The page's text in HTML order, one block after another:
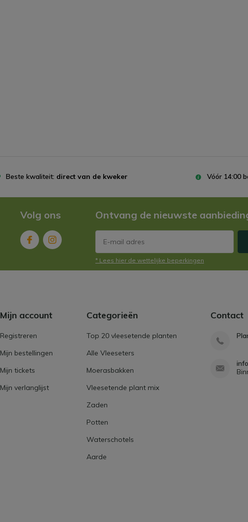
Beste kwaliteit: direct van de kweker Vóór 14:00
Volg ons Ontvang de nieuwste
* Lees hier de wettelijke beperkingen
Mijn account
Registreren
Mijn bestellingen
Mijn tickets
Mijn verlanglijst
Categorieën
Top 20 vleesetende planten
Alle Vleeseters
Moerasbakken
Vleesetende plant mix
Zaden
Potten
Waterschotels
Aarde
Contact